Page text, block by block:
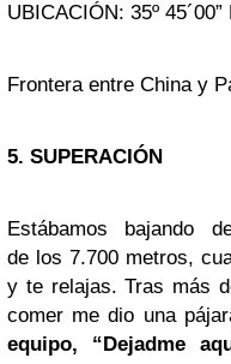
UBICACIÓN: 35º 45´00”
Frontera entre China y
5. SUPERACIÓN
Estábamos bajando
de los 7.700 metros,
y te relajas. Tras más
comer me dio una
equipo, “Dejadme